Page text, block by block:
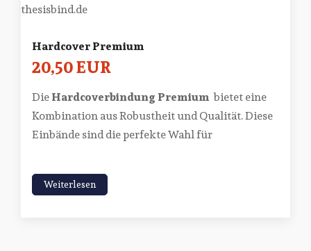
Hardcover Premium
20,50 EUR
DieHardcoverbindung Premium bietet eine
Kombination aus Robustheit und Qualität. Diese
Einbände sind die perfekte Wahl für
Weiterlesen